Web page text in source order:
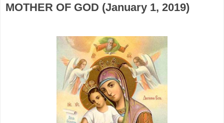
MOTHER OF GOD (January 1, 2019)